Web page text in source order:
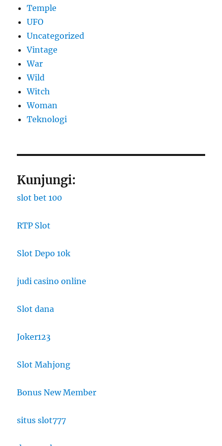
Temple
UFO
Uncategorized
Vintage
War
Wild
Witch
Woman
​Teknologi
Kunjungi:
slot bet 100
RTP Slot
Slot Depo 10k
judi casino online
Slot dana
Joker123
Slot Mahjong
Bonus New Member
situs slot777